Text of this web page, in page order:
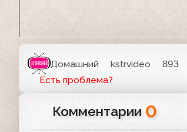
Домашний kstrvideo 893
Есть проблема?
Комментарии 0